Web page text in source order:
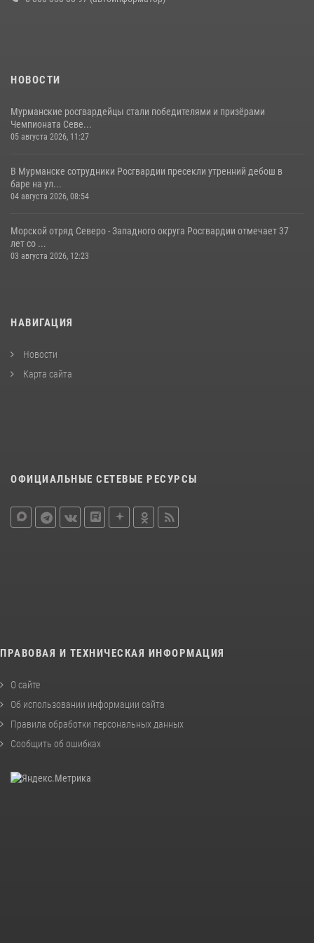
НОВОСТИ
Мурманские росгвардейцы стали победителями и призёрами
Чемпионата Севе...
05 августа 2026, 11:27
В Мурманске сотрудники Росгвардии пресекли утренний дебош в
баре на ул...
04 августа 2026, 08:54
Морской отряд Северо - Западного округа Росгвардии отмечает 37
лет со ...
03 августа 2026, 12:23
НАВИГАЦИЯ
Новости
Карта сайта
ОФИЦИАЛЬНЫЕ СЕТЕВЫЕ РЕСУРСЫ
ПРАВОВАЯ И ТЕХНИЧЕСКАЯ ИНФОРМАЦИЯ
О сайте
Об использовании информации сайта
Правила обработки персональных данных
Сообщить об ошибках